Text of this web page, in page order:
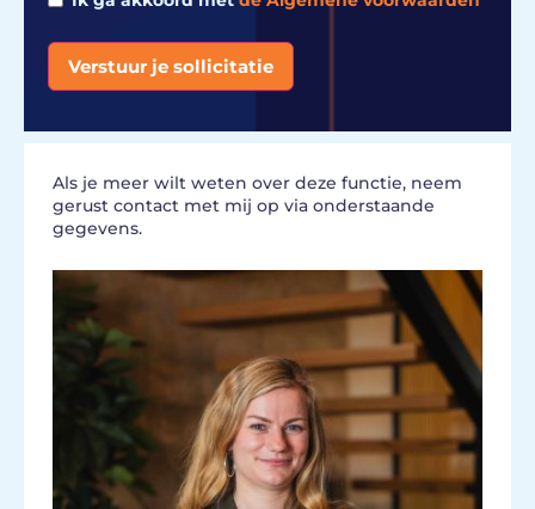
Verstuur je sollicitatie
Als je meer wilt weten over deze functie, neem
gerust contact met mij op via onderstaande
gegevens.